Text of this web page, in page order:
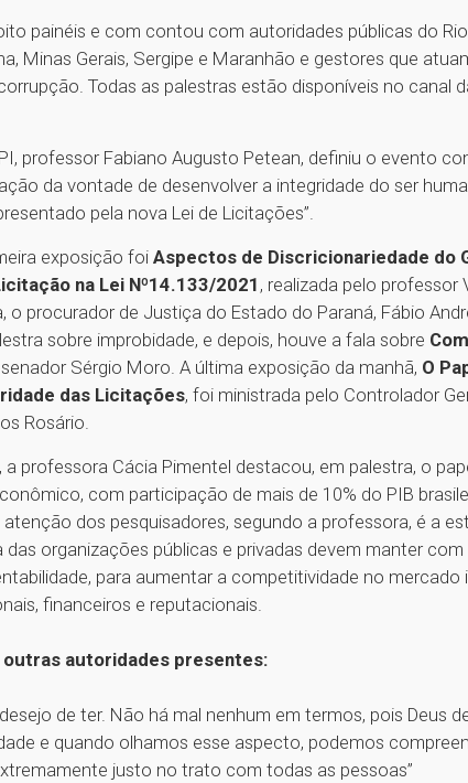
painéis e com contou com autoridades públicas do
Minas Gerais, Sergipe e Maranhão e gestores que
Todas as palestras estão disponíveis no canal
professor Fabiano Augusto Petean, definiu o evento
da vontade de desenvolver a integridade do ser
pela nova Lei de Licitações”.
exposição foi Aspectos de Discricionariedade do
na Lei Nº14.133/2021, realizada pelo professor
o procurador de Justiça do Estado do Paraná, Fábio
sobre improbidade, e depois, houve a fala sobre
Sérgio Moro. A última exposição da manhã, O
das Licitações, foi ministrada pelo Controlador
Rosário.
a professora Cácia Pimentel destacou, em palestra, o
com participação de mais de 10% do PIB
dos pesquisadores, segundo a professora, é a
organizações públicas e privadas devem manter com
para aumentar a competitividade no mercado
financeiros e reputacionais.
autoridades presentes:
de ter. Não há mal nenhum em termos, pois Deus
e quando olhamos esse aspecto, podemos
justo no trato com todas as pessoas”